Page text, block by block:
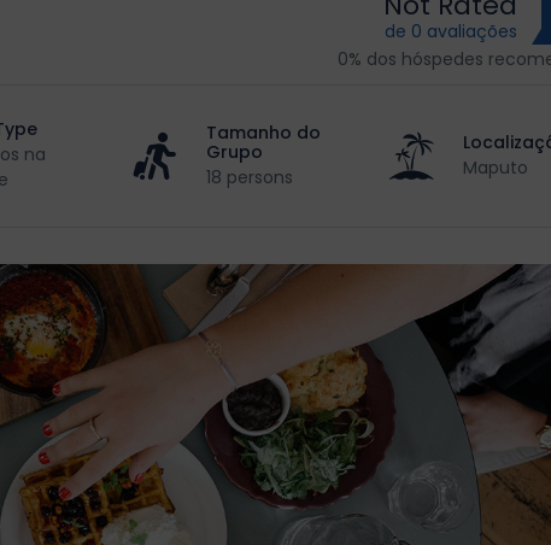
de 0 avaliações
0% dos hóspedes
na
Tamanho do
Grupo
18 persons
Maputo